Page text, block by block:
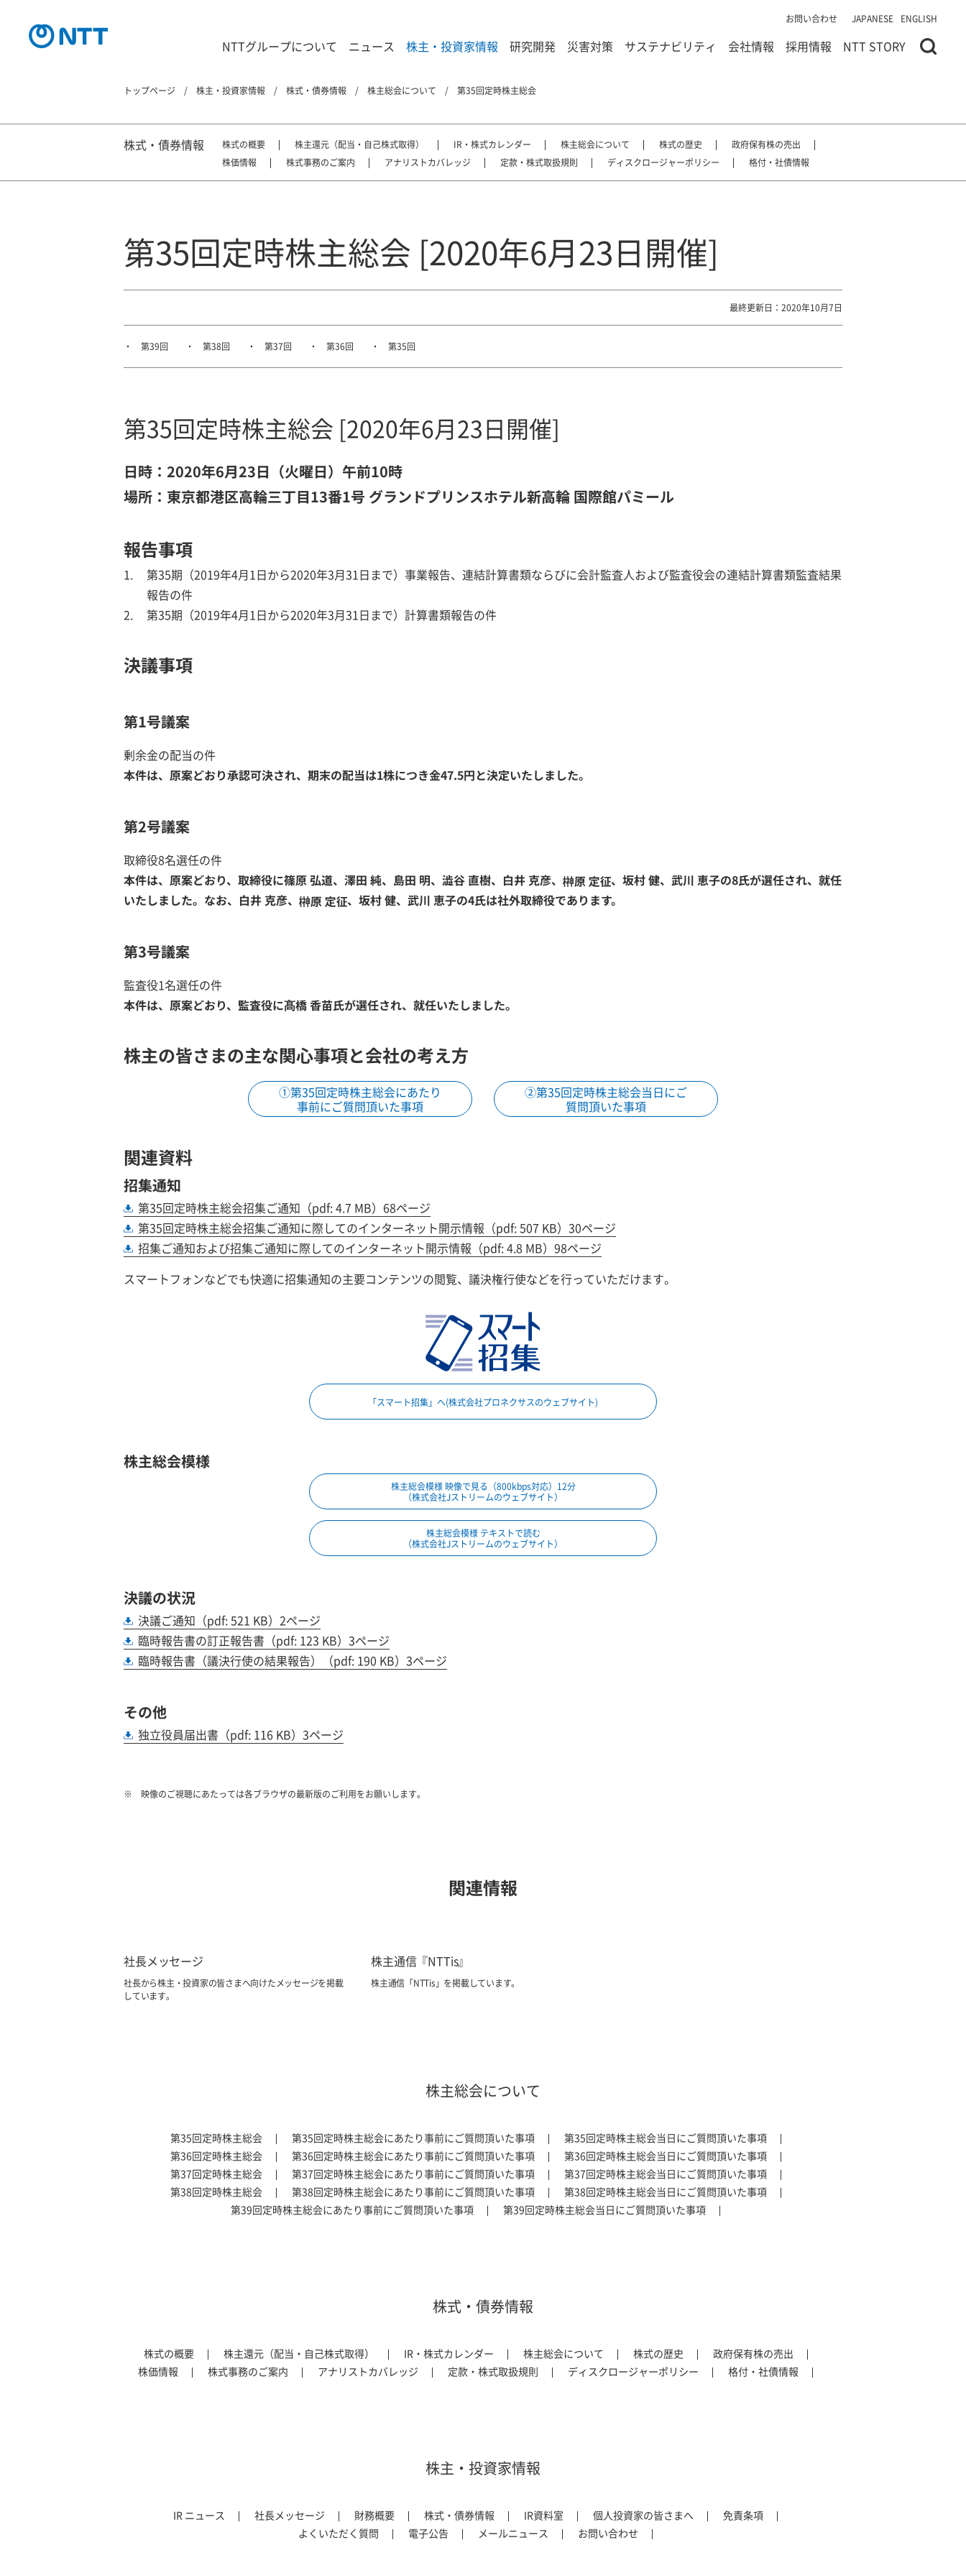
お問い合わせ JAPANESE ENGLISH
NTTグループについて ニュース 株主・投資家情報 研究開発 災害対策 サステナビリティ 会社情報 採用情報 NTT STORY
トップページ 株主・投資家情報 株式・債券情報 株主総会について 第35回定時株主総会
株式・債券情報 株式の概要 株主還元（配当・自己株式取得） IR・株式カレンダー 株主総会について 株式の歴史
政府保有株の売出
株価情報
株式事務のご案内 アナリストカバレッジ 定款・株式取扱規則 ディスクロージャーポリシー 格付・社債情報
第35回定時株主総会 [2020年6月23日開催]
最終更新日：2020年10月7日
第39回 第38回 第37回 第36回 第35回
第35回定時株主総会 [2020年6月23日開催]
日時：2020年6月23日（火曜日）午前10時
場所：東京都港区高輪三丁目13番1号 グランドプリンスホテル新高輪 国際館パミール
報告事項
第35期（2019年4月1日から2020年3月31日まで）事業報告、連結計算書類ならびに会計監査人および監査役会の連結計算書類監査結果
報告の件
第35期（2019年4月1日から2020年3月31日まで）計算書類報告の件
決議事項
第1号議案
剰余金の配当の件
本件は、原案どおり承認可決され、期末の配当は1株につき金47.5円と決定いたしました。
第2号議案
取締役8名選任の件
本件は、原案どおり、取締役に篠原 弘道、澤田 純、島田 明、澁谷 直樹、白井 克彦、
、坂村 健、武川 恵子の8氏が選任され、就任
いたしました。なお、白井 克彦、
、坂村 健、武川 恵子の4氏は社外取締役であります。
第3号議案
監査役1名選任の件
本件は、原案どおり、監査役に髙橋 香苗氏が選任され、就任いたしました。
株主の皆さまの主な関心事項と会社の考え方
①第35回定時株主総会にあたり
事前にご質問頂いた事項
②第35回定時株主総会当日にご
質問頂いた事項
関連資料
招集通知
第35回定時株主総会招集ご通知 （pdf: 4.7 MB）68ページ
第35回定時株主総会招集ご通知に際してのインターネット開示情報 （pdf: 507 KB）30ページ
招集ご通知および招集ご通知に際してのインターネット開示情報 （pdf: 4.8 MB）98ページ
スマートフォンなどでも快適に招集通知の主要コンテンツの閲覧、議決権行使などを行っていただけます。
「スマート招集」へ(株式会社プロネクサスのウェブサイト)
株主総会模様
株主総会模様 映像で見る（800kbps対応）12分
（株式会社Jストリームのウェブサイト）
株主総会模様 テキストで読む
（株式会社Jストリームのウェブサイト）
決議の状況
決議ご通知（pdf: 521 KB）2ページ
臨時報告書の訂正報告書（pdf: 123 KB）3ページ
臨時報告書（議決行使の結果報告）（pdf: 190 KB）3ページ
その他
独立役員届出書（pdf: 116 KB）3ページ
映像のご視聴にあたっては各ブラウザの最新版のご利用をお願いします。
関連情報
社長メッセージ
社長から株主・投資家の皆さまへ向けたメッセージを掲載
しています。
株主通信『NTTis』
株主通信「NTTis」を掲載しています。
株主総会について
第35回定時株主総会 第35回定時株主総会にあたり事前にご質問頂いた事項
第35回定時株主総会当日にご質問頂いた事項
第36回定時株主総会
第36回定時株主総会にあたり事前にご質問頂いた事項
第36回定時株主総会当日にご質問頂いた事項
第37回定時株主総会
第37回定時株主総会にあたり事前にご質問頂いた事項
第37回定時株主総会当日にご質問頂いた事項
第38回定時株主総会
第38回定時株主総会にあたり事前にご質問頂いた事項
第38回定時株主総会当日にご質問頂いた事項
第39回定時株主総会にあたり事前にご質問頂いた事項
第39回定時株主総会当日にご質問頂いた事項
株式・債券情報
株式の概要 株主還元（配当・自己株式取得） IR・株式カレンダー 株主総会について 株式の歴史
政府保有株の売出
株価情報
株式事務のご案内 アナリストカバレッジ 定款・株式取扱規則 ディスクロージャーポリシー 格付・社債情報
株主・投資家情報
IR ニュース 社長メッセージ 財務概要 株式・債券情報 IR資料室 個人投資家の皆さまへ
免責条項
よくいただく質問
電子公告 メールニュース お問い合わせ